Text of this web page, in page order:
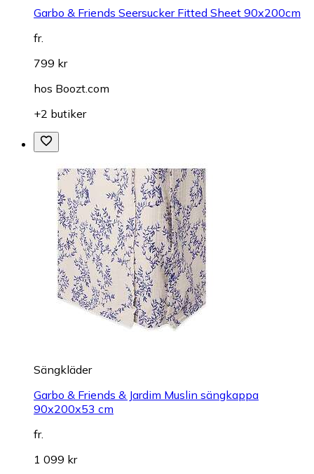
Garbo & Friends Seersucker Fitted Sheet 90x200cm
fr.
799 kr
hos Boozt.com
+2 butiker
Sängkläder
Garbo & Friends & Jardim Muslin sängkappa
90x200x53 cm
fr.
1 099 kr